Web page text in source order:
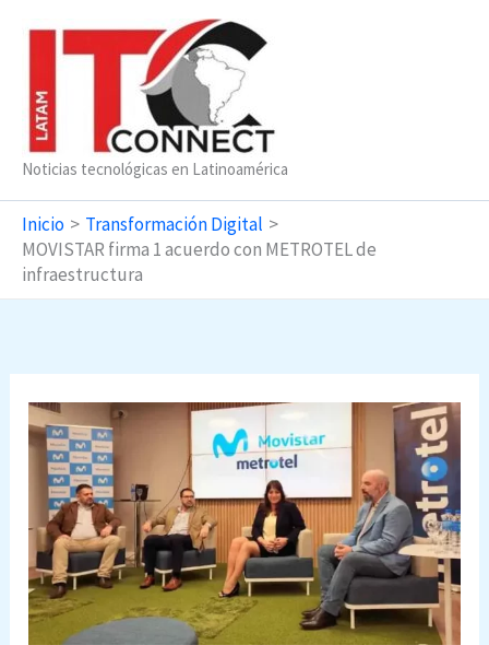
Noticias tecnológicas en Latinoamérica
Inicio
Transformación Digital
MOVISTAR firma 1 acuerdo con METROTEL de
infraestructura